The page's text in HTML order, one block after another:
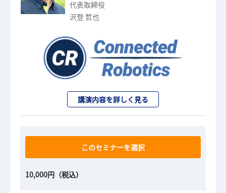
代表取締役
沢登 哲也
講演内容を詳しく見る
このセミナーを選択
10,000円（税込）